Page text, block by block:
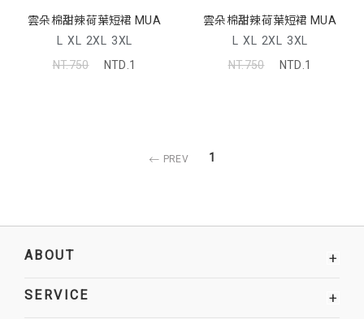
雲朵棉甜辣荷葉短裙 MUA
L XL 2XL 3XL
NT.750
NTD.1
雲朵棉甜辣荷葉短裙 MUA
L XL 2XL 3XL
NT.750
NTD.1
PREV 1
ABOUT +
SERVICE +